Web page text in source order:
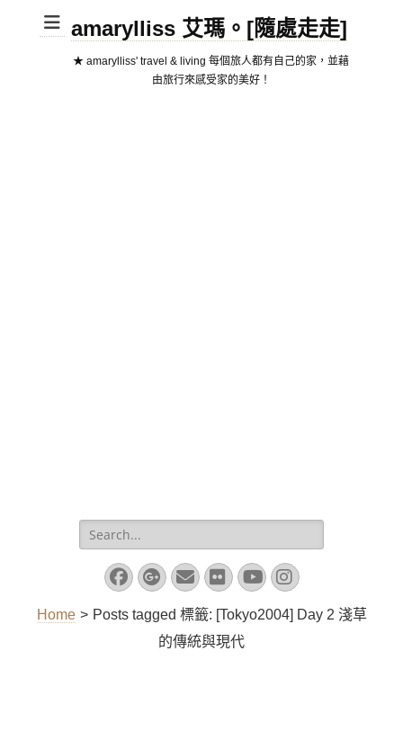
amarylliss 艾瑪。[隨處走走]
★ amarylliss' travel & living 每個旅人都有自己的家，並藉
由旅行來感受家的美好！
Search
for:
Facebook
Googleplus
EmailFlickrYouTube
Instagram
Home > Posts tagged 標籤: [Tokyo2004] Day 2 淺草
的傳統與現代